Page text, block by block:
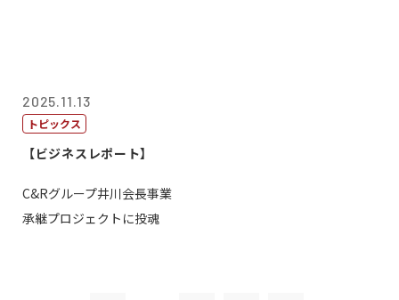
2025.11.13
トピックス
【ビジネスレポート】
C&Rグループ井川会長事業
承継プロジェクトに投魂